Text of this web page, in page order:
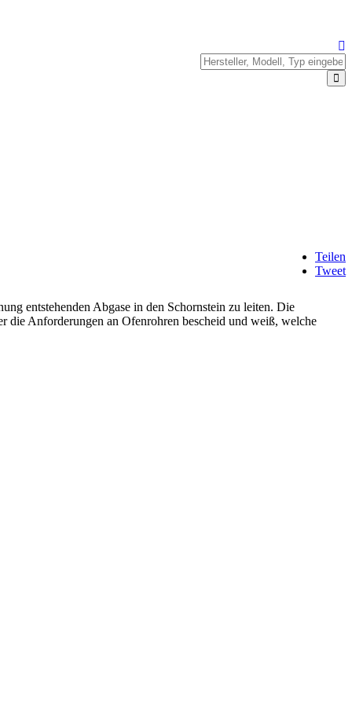
Teilen
Tweet
entstehenden Abgase in den Schornstein zu leiten. Die
die Anforderungen an Ofenrohren bescheid und weiß, welche